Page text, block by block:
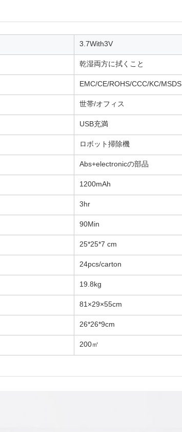
3.7With3V
乾湿両方に拭くこと
EMC/CE/ROHS/CCC/KC/MSDS
世帯/オフィス
USB充満
ロボット掃除機
Abs+electronicの部品
1200mAh
3hr
90Min
25*25*7 cm
24pcs/carton
19.8kg
81×29×55cm
26*26*9cm
200㎡